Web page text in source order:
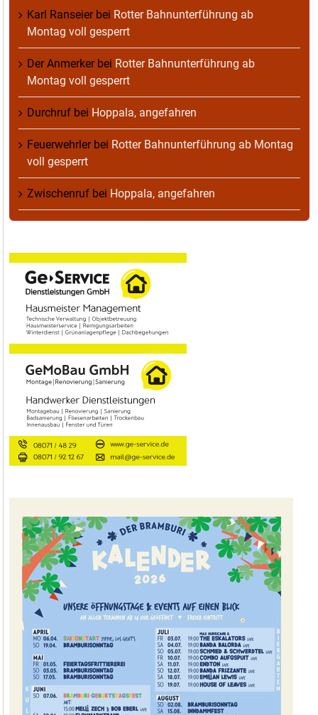
Karl Ranseierbei Rotter Bahnunterführung ab
Montag voll gesperrt
Der Anmerkerbei Rotter Bahnunterführung ab
Montag voll gesperrt
Durchruf bei Hoppala, angefahren
Feuerwehrlerbei Rotter Bahnunterführung ab Montag
voll gesperrt
Zwischenruf bei Hoppala, angefahren